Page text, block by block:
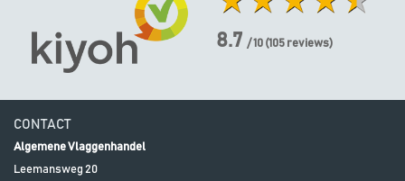
8.7 / 10 (105 reviews)
CONTACT
Algemene Vlaggenhandel
Leemansweg 20